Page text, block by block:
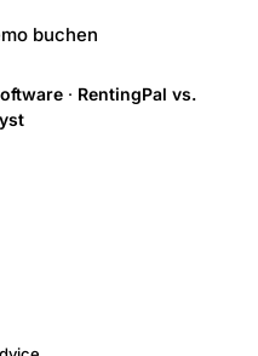
buchen
· RentingPal vs.